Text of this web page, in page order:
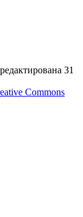
31
Commons